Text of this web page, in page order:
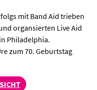
mit Band Aid trieben
organsierten Live Aid
Philadelphia.
zum 70. Geburtstag